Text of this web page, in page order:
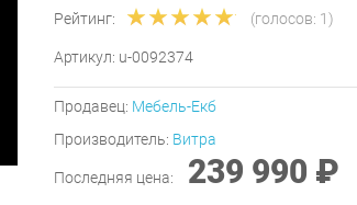
Рейтинг: (голосов: 1)
Артикул: u-0092374
Продавец: Мебель-Екб
Производитель: Витра
Последняя цена: 239 990 ₽